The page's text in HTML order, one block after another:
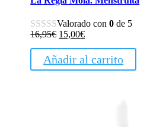
Valorado con0 de 5
16,95€ El
original
era:
15,00€El
actual
es:
Añadir al carrito